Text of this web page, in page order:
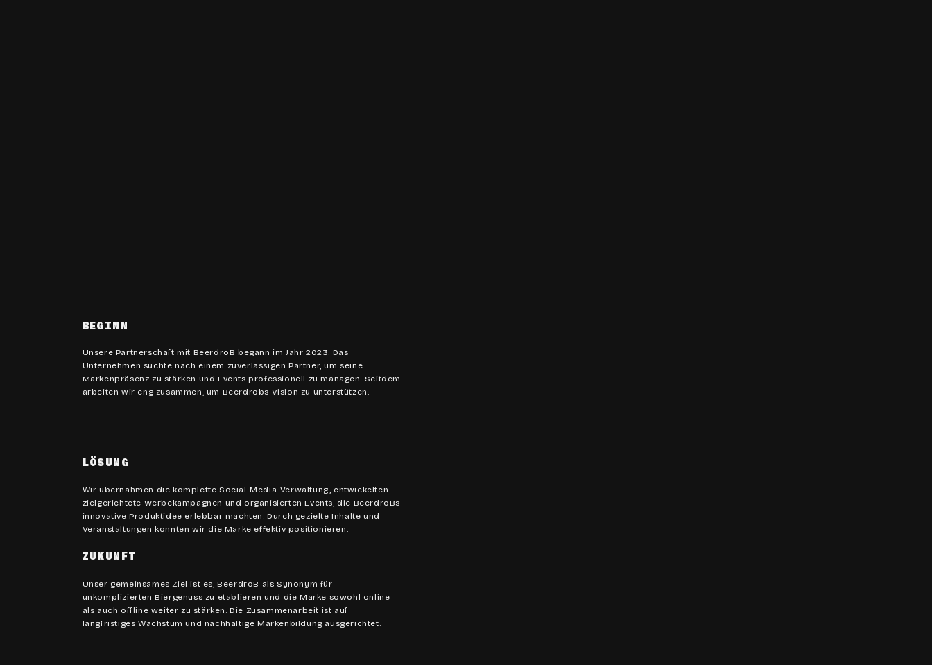
BEGINN
Unsere Partnerschaft mit BeerdroB begann im Jahr 2023. Das
Unternehmen suchte nach einem zuverlässigen Partner, um seine
Markenpräsenz zu stärken und Events professionell zu managen. Seitdem
arbeiten wir eng zusammen, um Beerdrobs Vision zu unterstützen.
LÖSUNG
Wir übernahmen die komplette Social-Media-Verwaltung, entwickelten
zielgerichtete Werbekampagnen und organisierten Events, die BeerdroBs
innovative Produktidee erlebbar machten. Durch gezielte Inhalte und
Veranstaltungen konnten wir die Marke effektiv positionieren.
ZUKUNFT
Unser gemeinsames Ziel ist es, BeerdroB als Synonym für
unkomplizierten Biergenuss zu etablieren und die Marke sowohl online
als auch offline weiter zu stärken. Die Zusammenarbeit ist auf
langfristiges Wachstum und nachhaltige Markenbildung ausgerichtet.